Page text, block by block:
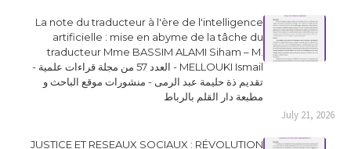
La note du traducteur à l'ère de l'intelligence
artificielle : mise en abyme de la tâche du
traducteur Mme BASSIM ALAMI Siham – M.
MELLOUKI Ismail - العدد 57 من مجلة قراءات علمية -
تقديم ذة حليمة عبد الرمى - منشورات موقع الباحث و
مطبعة دار القلم بالرباط
July 21, 2026
JUSTICE ET RESEAUX SOCIAUX : RÉVOLUTION